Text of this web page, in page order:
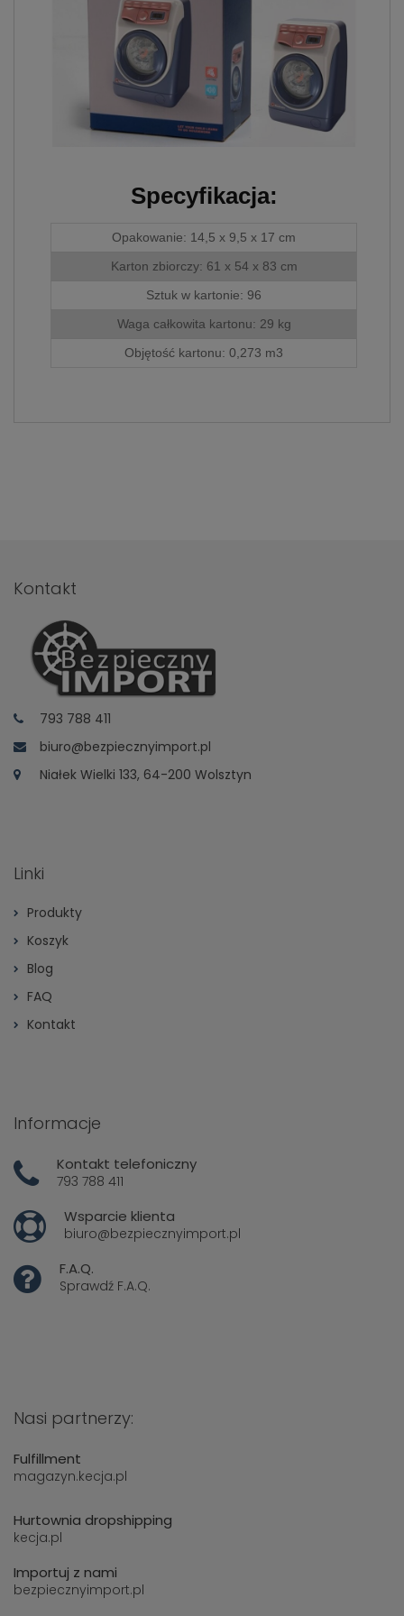
Specyfikacja:
Opakowanie: 14,5 x 9,5 x 17 cm
Karton zbiorczy: 61 x 54 x 83 cm
Sztuk w kartonie: 96
Waga całkowita kartonu: 29 kg
Objętość kartonu: 0,273 m3
Kontakt
793 788 411
biuro@bezpiecznyimport.pl
Niałek Wielki 133, 64-200 Wolsztyn
Linki
Produkty
Koszyk
Blog
FAQ
Kontakt
Informacje
Kontakt telefoniczny
793 788 411
Wsparcie klienta
biuro@bezpiecznyimport.pl
F.A.Q.
Sprawdź F.A.Q.
Nasi partnerzy:
Fulfillment
magazyn.kecja.pl
Hurtownia dropshipping
kecja.pl
Importuj z nami
bezpiecznyimport.pl
skorzystania ze
zintegrowanych
funkcjonalności (np.
Facebook, LinkedIn,
YouTube). Każdy z
dostawców określa zasady
korzystania z plików
Cookies w swojej polityce
prywatności w związku z
dostawców politykę
wykorzystywania przez nich
plików Cookies.
zgłoszenia możesz
wyznaczonego Inspektora
Ochrony Danych, pod
adres